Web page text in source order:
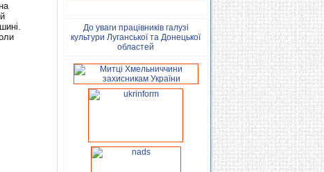
До уваги працівників галузі
культури Луганської та Донецької
областей